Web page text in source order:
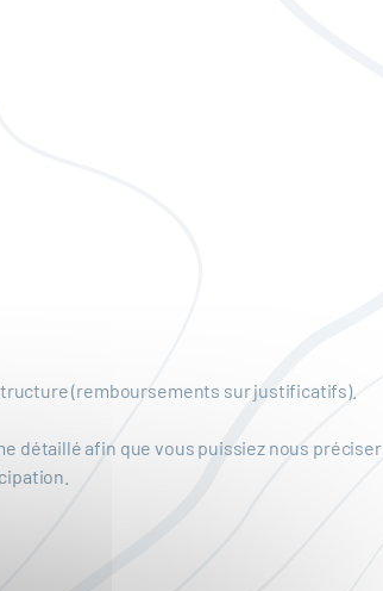
(remboursements sur justificatifs).
détaillé afin que vous puissiez nous préciser